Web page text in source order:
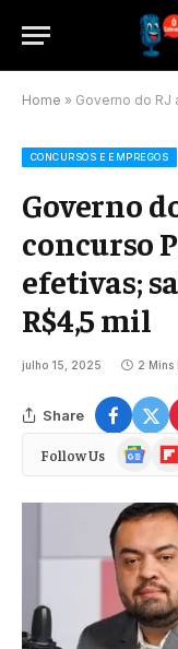
Home » Governo do RJ autoriza
CONCURSOS E EMPREGOS
Governo
concurso
efetivas;
R$4,5 mil
julho 15, 2025 2 Mins
Share
Follow Us
Google
News